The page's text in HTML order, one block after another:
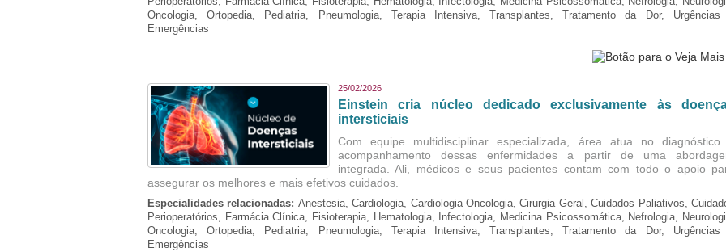
Oncologia, Ortopedia, Pediatria, Pneumologia, Terapia Intensiva, Transplantes, Tratamento da Dor,
Emergências
25/02/2026
Einstein cria núcleo dedicado exclusivamente às
intersticiais
Com equipe multidisciplinar especializada, área atua no diagnóstico
acompanhamento dessas enfermidades a partir de uma
integrada. Ali, médicos e seus pacientes contam com todo o apoio
assegurar os melhores e mais efetivos cuidados.
Especialidades relacionadas: Anestesia, Cardiologia, Cardiologia Oncologia, Cirurgia Geral, Cuidados Paliativos,
Perioperatórios, Farmácia Clínica, Fisioterapia, Hematologia, Infectologia, Medicina Psicossomática, Nefrologia,
Oncologia, Ortopedia, Pediatria, Pneumologia, Terapia Intensiva, Transplantes, Tratamento da Dor,
Emergências